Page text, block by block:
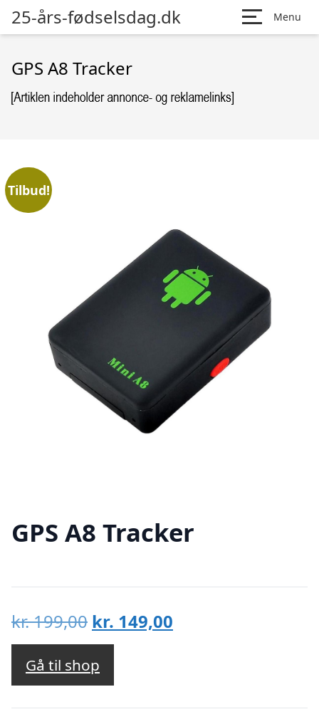
25-års-fødselsdag.dk Menu
GPS A8 Tracker
Tilbud!
GPS A8 Tracker
kr.199,00 Den
oprindelige
pris
var:
kr. 199,00.
kr. 149,00
kr. 149,00.
Gå til shop